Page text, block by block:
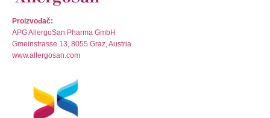
Proizvođač:
APG AllergoSan Pharma GmbH
Gmeinstrasse 13, 8055 Graz, Austria
www.allergosan.com